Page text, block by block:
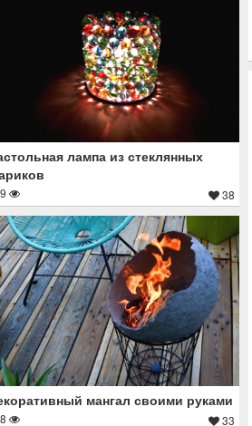
лампа из стеклянных
38
мангал своими руками
33